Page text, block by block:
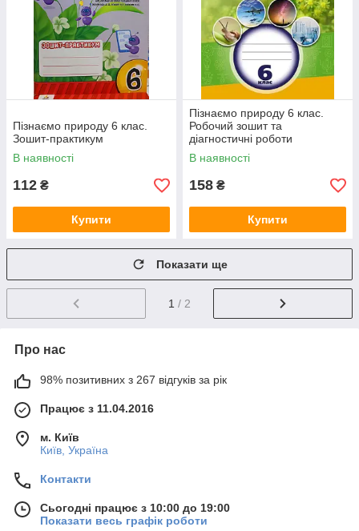
Пізнаємо природу 6 клас.
Зошит-практикум
В наявності
112 ₴
Купити
Пізнаємо природу 6 клас.
Робочий зошит та
діагностичні роботи
В наявності
158 ₴
Купити
Показати ще
1 / 2
Про нас
98% позитивних з 267 відгуків за рік
Працює з 11.04.2016
м. Київ
Київ, Україна
Контакти
Сьогодні працює з 10:00 до 19:00
Показати весь графік роботи